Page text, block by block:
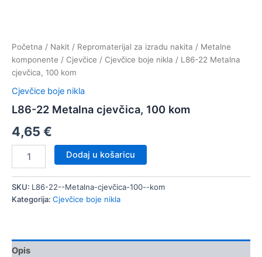
Početna / Nakit / Repromaterijal za izradu nakita / Metalne
komponente / Cjevčice / Cjevčice boje nikla / L86-22 Metalna
cjevčica, 100 kom
Cjevčice boje nikla
L86-22 Metalna cjevčica, 100 kom
4,65 €
cjevčica,
100
Dodaj u košaricu
SKU: L86-22--Metalna-cjevčica-100--kom
Kategorija: Cjevčice boje nikla
Opis